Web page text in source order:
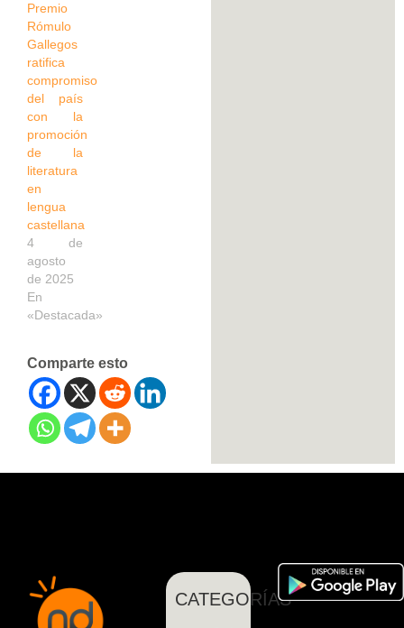
Premio
Rómulo
Gallegos
ratifica
compromiso
del país
con la
promoción
de la
literatura
en
lengua
castellana
4 de
agosto
de 2025
En
«Destacada»
Comparte esto
CATEGORÍAS